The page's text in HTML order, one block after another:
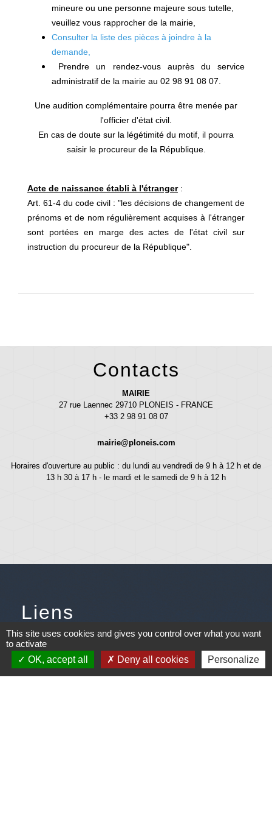
mineure ou une personne majeure sous tutelle,
veuillez vous rapprocher de la mairie,
Consulter la liste des pièces à joindre à la
demande
Prendre un rendez-vous auprès du service
administratif de la mairie au 02 98 91 08 07.
Une audition complémentaire pourra être menée par
l'officier d'état civil.
En cas de doute sur la légétimité du motif, il pourra
saisir le procureur de la République.
Acte de naissance établi à l'étranger:
Art. 61-4 du code civil : "les décisions de changement de
prénoms et de nom régulièrement acquises à l'étranger
sont portées en marge des actes de l'état civil sur
instruction du procureur de la République".
Contacts
MAIRIE
27 rue Laennec 29710 PLONEIS - FRANCE
+33 2 98 91 08 07
mairie@ploneis.com
Horaires d'ouverture au public : du lundi au vendredi de 9 h à 12 h et de
13 h 30 à 17 h - le mardi et le samedi de 9 h à 12 h
Liens
Météo
Ouest France
This site uses cookies and gives you control over what you want
to activate
OK, accept all
Deny all cookies Personalize